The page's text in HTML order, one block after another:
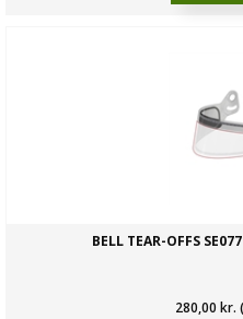
BELL TEAR-OFFS
280,00 kr.